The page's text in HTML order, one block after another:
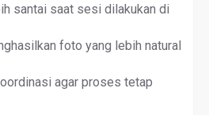
santai saat sesi dilakukan di
foto yang lebih natural
agar proses tetap